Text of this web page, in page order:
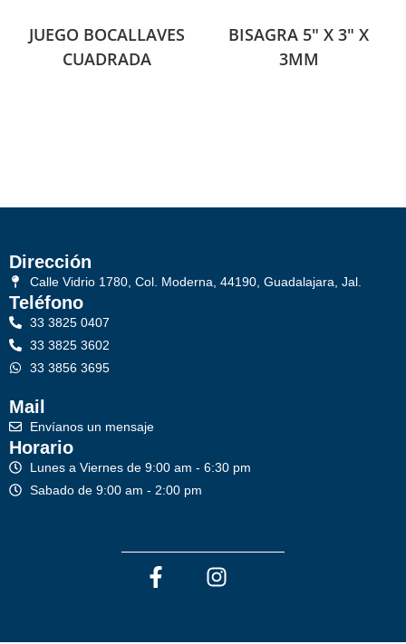
JUEGO BOCALLAVES
CUADRADA
BISAGRA 5″ X 3″ X
3MM
Dirección
Calle Vidrio 1780, Col. Moderna, 44190, Guadalajara, Jal.
Teléfono
33 3825 0407
33 3825 3602
33 3856 3695
Mail
Envíanos un mensaje
Horario
Lunes a Viernes de 9:00 am - 6:30 pm
Sabado de 9:00 am - 2:00 pm